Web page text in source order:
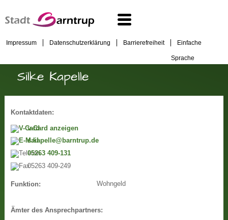
Impressum Datenschutzerklärung Barrierefreiheit Einfache
Sprache
Silke Kapelle
Kontaktdaten:
v-Card anzeigen
s.kapelle@barntrup.de
05263 409-131
05263 409-249
Funktion: Wohngeld
Ämter des Ansprechpartners: